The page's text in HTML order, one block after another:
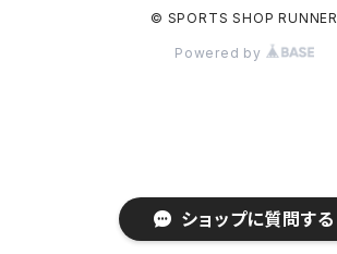
ショップに質問する
HYBEX（ハイベックス）© SPORTS SHOP RUNNER
Powered by